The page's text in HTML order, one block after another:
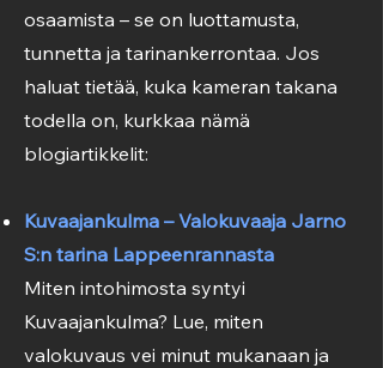
osaamista – se on luottamusta,
tunnetta ja tarinankerrontaa. Jos
haluat tietää, kuka kameran takana
todella on, kurkkaa nämä
blogiartikkelit:
Kuvaajankulma – Valokuvaaja Jarno
S:n tarina Lappeenrannasta
Miten intohimosta syntyi
Kuvaajankulma? Lue, miten
valokuvaus vei minut mukanaan ja